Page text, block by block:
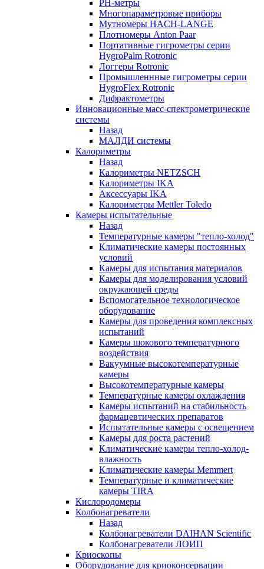
РH-метры
Многопараметровые приборы
Мутномеры HACH-LANGE
Плотномеры Anton Paar
Портативные гигрометры серии
HygroPalm Rotronic
Логгеры Rotronic
Промышленнные гигрометры серии
HygroFlex Rotronic
Дифрактометры
Инновационные масс-спектрометрические
системы
Назад
МАЛДИ системы
Калориметры
Назад
Калориметры NETZSCH
Калориметры IKA
Аксессуары IKA
Калориметры Mettler Toledo
Камеры испытательные
Назад
Температурные камеры "тепло-холод"
Климатические камеры постоянных
условий
Камеры для испытания материалов
Камеры для моделирования условий
окружающей среды
Вспомогательное технологическое
оборудование
Камеры для проведения комплексных
испытаний
Камеры шокового температурного
воздействия
Вакуумные высокотемпературные
камеры
Высокотемпературные камеры
Температурные камеры охлаждения
Камеры испытаний на стабильность
фармацевтических препаратов
Испытательные камеры с освещением
Камеры для роста растений
Климатические камеры тепло-холод-
влажность
Климатические камеры Memmert
Температурные и климатические
камеры TIRA
Кислородомеры
Колбонагреватели
Назад
Колбонагреватели DAIHAN Scientific
Колбонагреватели ЛОИП
Криоскопы
Оборудование для криоконсервации